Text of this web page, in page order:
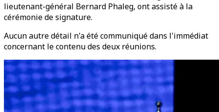
lieutenant-général Bernard Phaleg, ont assisté à la
cérémonie de signature.
Aucun autre détail n'a été communiqué dans l'immédiat
concernant le contenu des deux réunions.